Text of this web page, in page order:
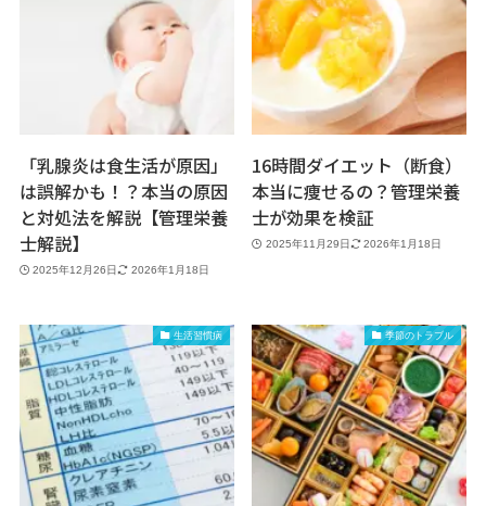
「乳腺炎は食生活が原因」
は誤解かも！？本当の原因
と対処法を解説【管理栄養
士解説】
2025年12月26日 2026年1月18日
16時間ダイエット（断食）
本当に痩せるの？管理栄養
士が効果を検証
2025年11月29日 2026年1月18日
生活習慣病 季節のトラブル